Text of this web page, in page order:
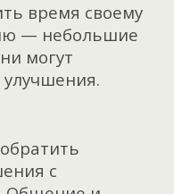
время своему
— небольшие
могут
с